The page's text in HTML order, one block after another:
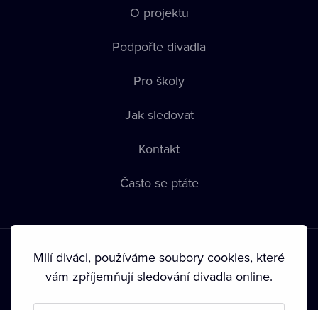
O projektu
Podpořte divadla
Pro školy
Jak sledovat
Kontakt
Často se ptáte
Milí diváci, používáme soubory cookies, které
vám zpříjemňují sledování divadla online.